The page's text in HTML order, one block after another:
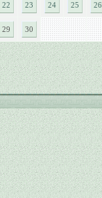
22 23 24 25 26
29 30